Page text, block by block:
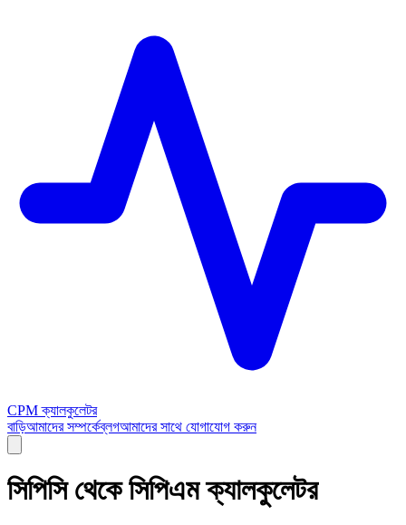
CPM ক্যালকুলেটর
বাড়িআমাদের সম্পর্কেব্লগআমাদের সাথে যোগাযোগ করুন
সিপিসি থেকে সিপিএম ক্যালকুলেটর